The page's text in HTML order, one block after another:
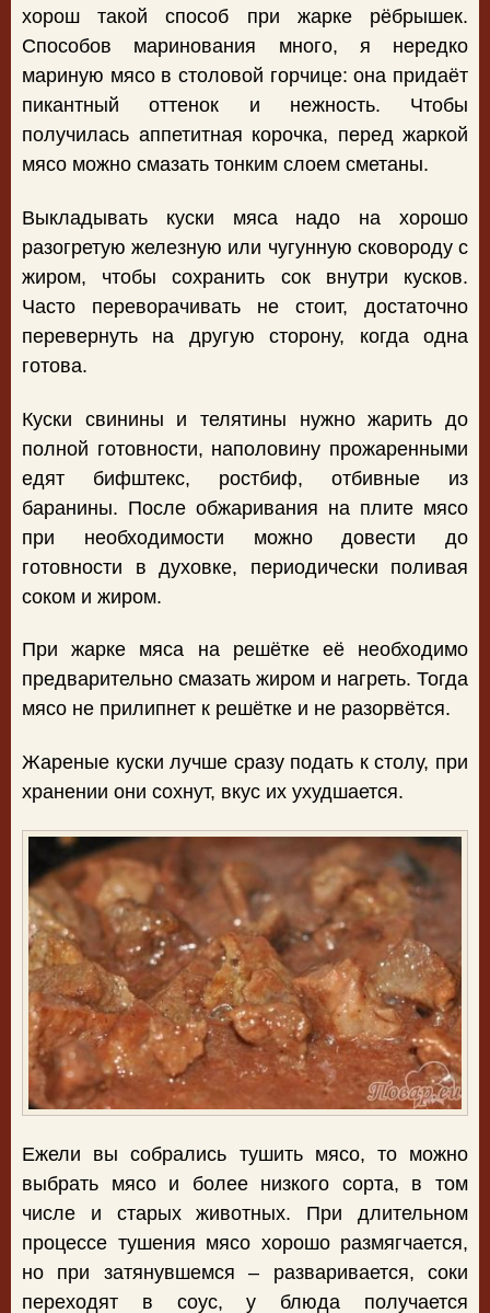
хорош такой способ при жарке рёбрышек.
Способов маринования много, я нередко
мариную мясо в столовой горчице: она придаёт
пикантный оттенок и нежность. Чтобы
получилась аппетитная корочка, перед жаркой
мясо можно смазать тонким слоем сметаны.
Выкладывать куски мяса надо на хорошо
разогретую железную или чугунную сковороду с
жиром, чтобы сохранить сок внутри кусков.
Часто переворачивать не стоит, достаточно
перевернуть на другую сторону, когда одна
готова.
Куски свинины и телятины нужно жарить до
полной готовности, наполовину прожаренными
едят бифштекс, ростбиф, отбивные из
баранины. После обжаривания на плите мясо
при необходимости можно довести до
готовности в духовке, периодически поливая
соком и жиром.
При жарке мяса на решётке её необходимо
предварительно смазать жиром и нагреть. Тогда
мясо не прилипнет к решётке и не разорвётся.
Жареные куски лучше сразу подать к столу, при
хранении они сохнут, вкус их ухудшается.
Ежели вы собрались тушить мясо, то можно
выбрать мясо и более низкого сорта, в том
числе и старых животных. При длительном
процессе тушения мясо хорошо размягчается,
но при затянувшемся – разваривается, соки
переходят в соус, у блюда получается